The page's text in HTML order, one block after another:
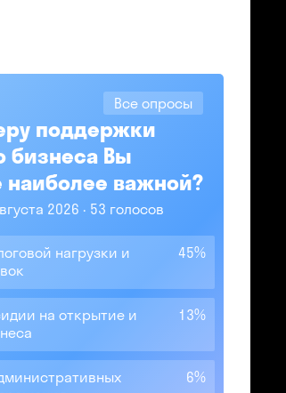
Все опросы
поддержки
бизнеса Вы
наиболее важной?
2026 53 голосов
нагрузки и
45%
на открытие и
13%
6%